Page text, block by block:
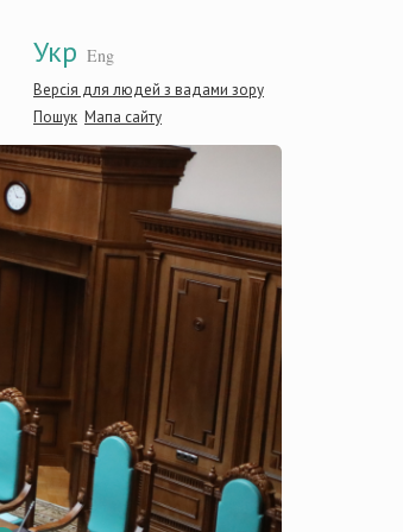
Укр Eng
Версія для людей з вадами зору
Пошук Мапа сайту
України